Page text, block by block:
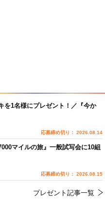
を1名様にプレゼント！／『今か
応募締め切り： 2026.08.14
マイルの旅』一般試写会に10組
応募締め切り： 2026.08.15
プレゼント記事一覧